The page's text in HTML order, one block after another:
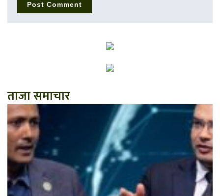
ताजा समाचार